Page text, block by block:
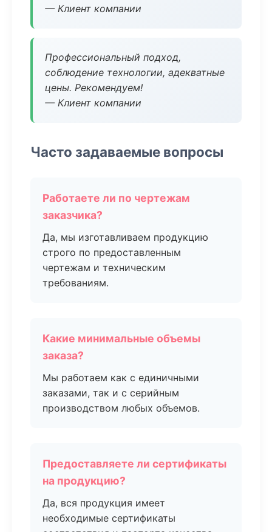
— Клиент компании
Профессиональный подход,
соблюдение технологии, адекватные
цены. Рекомендуем!
— Клиент компании
Часто задаваемые вопросы
Работаете ли по чертежам
заказчика?
Да, мы изготавливаем продукцию
строго по предоставленным
чертежам и техническим
требованиям.
Какие минимальные объемы
заказа?
Мы работаем как с единичными
заказами, так и с серийным
производством любых объемов.
Предоставляете ли сертификаты
на продукцию?
Да, вся продукция имеет
необходимые сертификаты